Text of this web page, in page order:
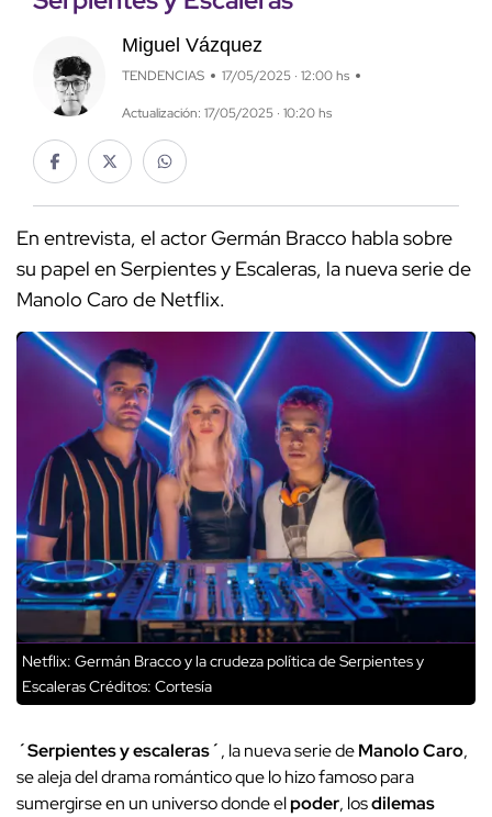
Miguel Vázquez
TENDENCIAS 17/05/2025 · 12:00 hs
Actualización: 17/05/2025 · 10:20 hs
En entrevista, el actor Germán Bracco habla sobre
su papel en Serpientes y Escaleras, la nueva serie de
Manolo Caro de Netflix.
Netflix: Germán Bracco y la crudeza política de Serpientes y
EscalerasCréditos: Cortesía
´Serpientes y escaleras´, la nueva serie deManolo Caro,
se aleja del drama romántico que lo hizo famoso para
sumergirse en un universo donde elpoder, losdilemas